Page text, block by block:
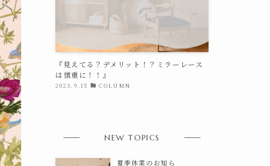
『見えてる？デメリット！？ミラーレース
は慎重に！！』
2023.9.15 COLUMN
NEW TOPICS
夏季休業のお知ら